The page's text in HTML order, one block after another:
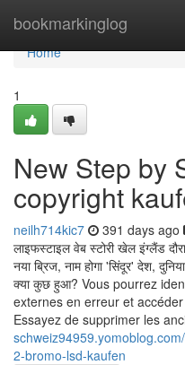
bookmarkinglog
Home
Home
1
New Step by
copyright
neilh714kic7 391 days ago
लाइफस्टाइल वेब स्टोरी खेल इंग्लैंड
नया ब्रिज, नाम होगा 'सिंदूर' देश,
क्या कुछ हुआ? Vous pourrez
externes en erreur et
Essayez de supprimer les
2-bromo-lsd-kaufen